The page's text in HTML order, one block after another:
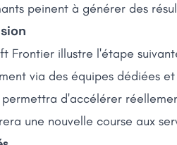
peinent à générer des
Frontier illustre l'étape
via des équipes dédiées
d'accélérer
une nouvelle course aux